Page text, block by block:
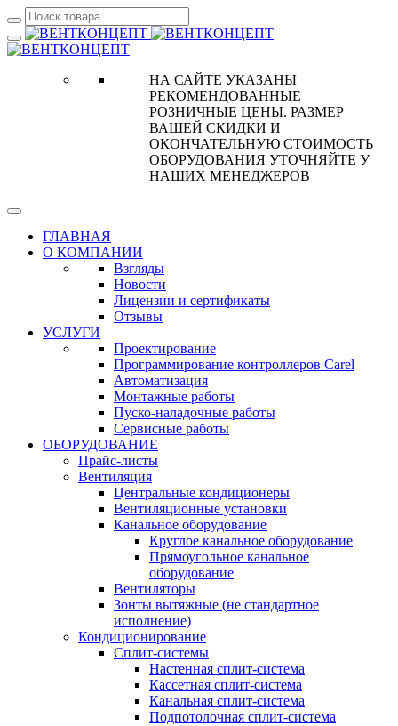
НА САЙТЕ УКАЗАНЫ
РЕКОМЕНДОВАННЫЕ
РОЗНИЧНЫЕ ЦЕНЫ. РАЗМЕР
ВАШЕЙ СКИДКИ И
ОКОНЧАТЕЛЬНУЮ СТОИМОСТЬ
ОБОРУДОВАНИЯ УТОЧНЯЙТЕ У
НАШИХ МЕНЕДЖЕРОВ
ГЛАВНАЯ
О КОМПАНИИ
Взгляды
Новости
Лицензии и сертификаты
Отзывы
УСЛУГИ
Проектирование
Программирование контроллеров Carel
Автоматизация
Монтажные работы
Пуско-наладочные работы
Сервисные работы
ОБОРУДОВАНИЕ
Прайс-листы
Вентиляция
Центральные кондиционеры
Вентиляционные установки
Канальное оборудование
Круглое канальное оборудование
Прямоугольное канальное
оборудование
Вентиляторы
Зонты вытяжные (не стандартное
исполнение)
Кондиционирование
Сплит-системы
Настенная сплит-система
Кассетная сплит-система
Канальная сплит-система
Подпотолочная сплит-система